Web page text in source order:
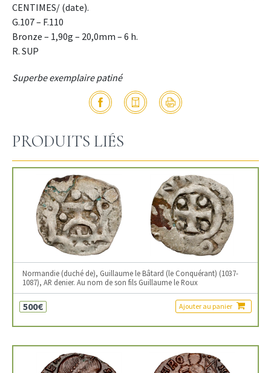
CENTIMES/ (date).
G.107 – F.110
Bronze – 1,90g – 20,0mm – 6 h.
R. SUP
Superbe exemplaire patiné
PRODUITS LIÉS
Normandie (duché de), Guillaume le Bâtard (le Conquérant) (1037-
1087), AR denier. Au nom de son fils Guillaume le Roux
500€ Ajouter au panier